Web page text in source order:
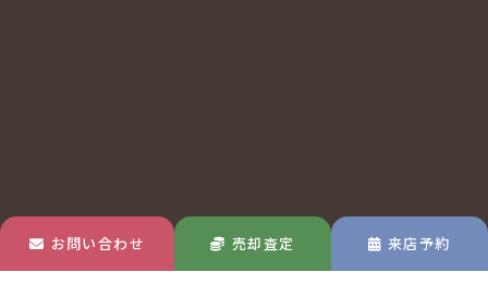
お問い合わせ 売却査定 来店予約
玉島店 MAP